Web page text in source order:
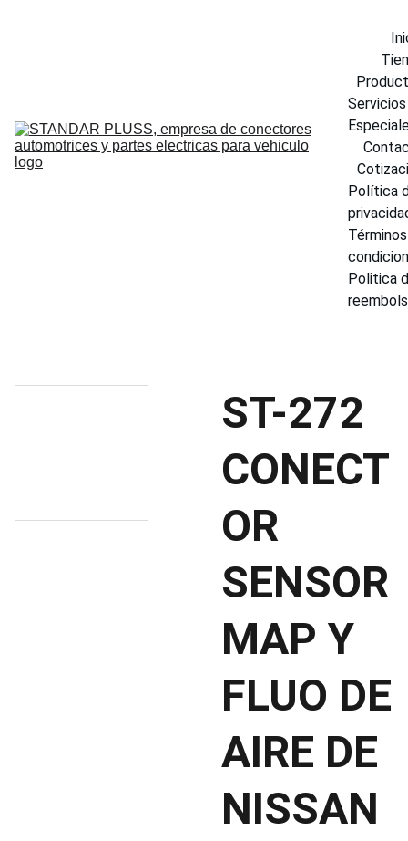
Servicios
Política
Politica
ST-272
CONECT
OR
SENSOR
MAP Y
FLUO DE
AIRE DE
NISSAN